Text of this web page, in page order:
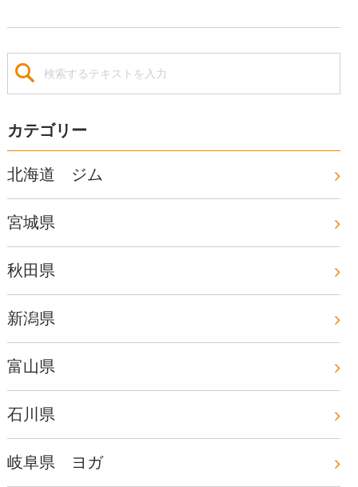
カテゴリー
北海道 ジム
宮城県
秋田県
新潟県
富山県
石川県
岐阜県 ヨガ